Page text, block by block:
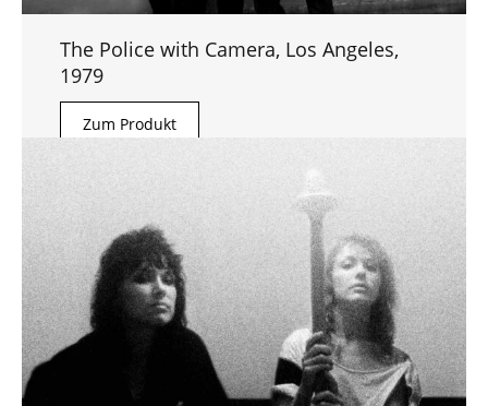
The Police with Camera, Los Angeles,
1979
Zum Produkt